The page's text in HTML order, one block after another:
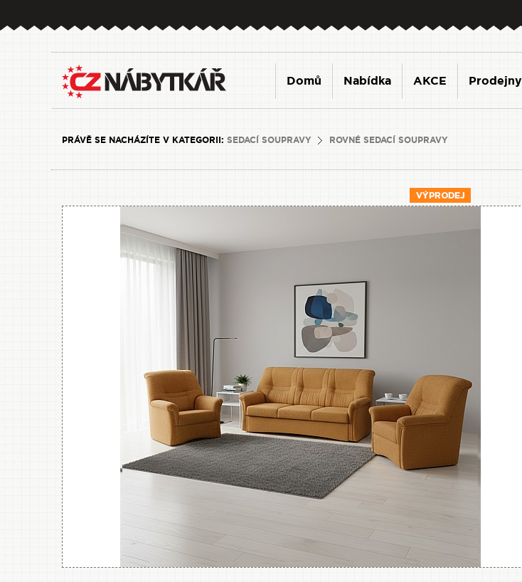
Domů Nabídka AKCE Prodejny
PRÁVĚ SE NACHÁZÍTE V KATEGORII: SEDACÍ SOUPRAVY ROVNÉ SEDACÍ SOUPRAVY